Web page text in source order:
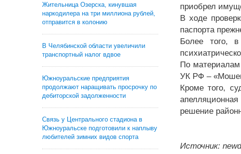
Жительница Озерска, кинувшая
наркодилера на три миллиона рублей,
отправится в колонию
В Челябинской области увеличили
транспортный налог вдвое
Южноуральские предприятия
продолжают наращивать просрочку по
дебиторской задолженности
Связь у Центрального стадиона в
Южноуральске подготовили к наплыву
любителей зимних видов спорта
приобрел
В ходе
паспорта
Более того,
По материалам
УК РФ –
Кроме того,
решение
Источник: